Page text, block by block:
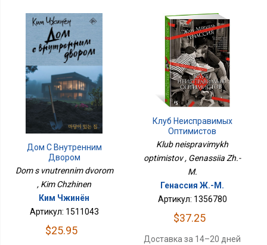
Дом С Внутренним
Двором
Dom s vnutrennim dvorom
, Kim Chzhinen
Ким Чжинён
Артикул: 1511043
$25.95
Клуб Неисправимых
Оптимистов
Klub neispravimykh
optimistov , Genassiia Zh.-
M.
Генассия Ж.-М.
Артикул: 1356780
$37.25
Доставка за 14–20 дней